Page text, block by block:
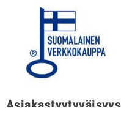
Asiakastyytyväisyys